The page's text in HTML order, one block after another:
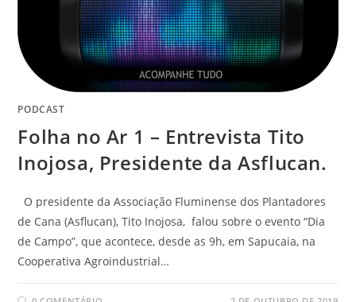
PODCAST
Folha no Ar 1 – Entrevista Tito
Inojosa, Presidente da Asflucan.
O presidente da Associação Fluminense dos Plantadores
de Cana (Asflucan), Tito Inojosa, falou sobre o evento “Dia
de Campo”, que acontece, desde as 9h, em Sapucaia, na
Cooperativa Agroindustrial…